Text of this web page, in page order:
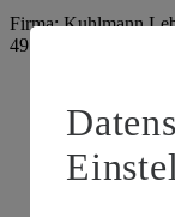
Firma: Kuhlmann
49134 Wallenhorst
ansehen
Siehe dir die